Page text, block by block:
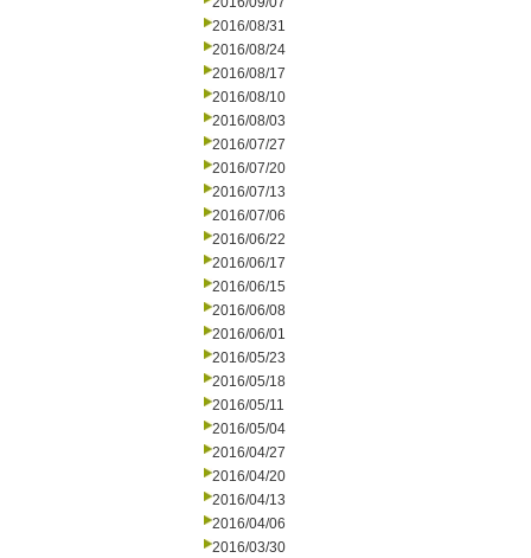
2016/08/31
2016/08/24
2016/08/17
2016/08/10
2016/08/03
2016/07/27
2016/07/20
2016/07/13
2016/07/06
2016/06/22
2016/06/17
2016/06/15
2016/06/08
2016/06/01
2016/05/23
2016/05/18
2016/05/11
2016/05/04
2016/04/27
2016/04/20
2016/04/13
2016/04/06
2016/03/30